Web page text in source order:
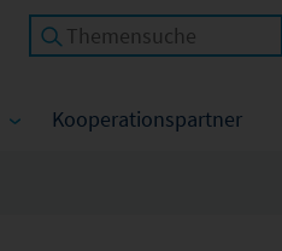
Kooperationspartner